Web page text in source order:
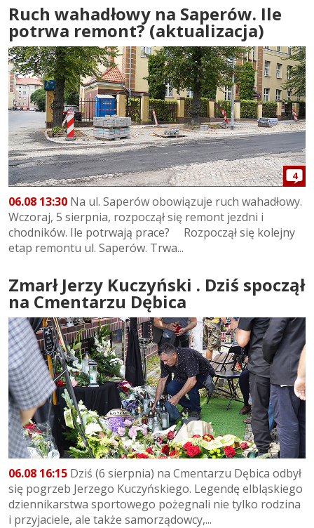
Ruch wahadłowy na Saperów. Ile
potrwa remont? (aktualizacja)
4
06.08 13:30 Na ul. Saperów obowiązuje ruch wahadłowy.
Wczoraj, 5 sierpnia, rozpoczął się remont jezdni i
chodników. Ile potrwają prace? Rozpoczął się kolejny
etap remontu ul. Saperów. Trwa...
Zmarł Jerzy Kuczyński . Dziś spoczął
na Cmentarzu Dębica
06.08 16:15 Dziś (6 sierpnia) na Cmentarzu Dębica odbył
się pogrzeb Jerzego Kuczyńskiego. Legendę elbląskiego
dziennikarstwa sportowego pożegnali nie tylko rodzina
i przyjaciele, ale także samorządowcy,...